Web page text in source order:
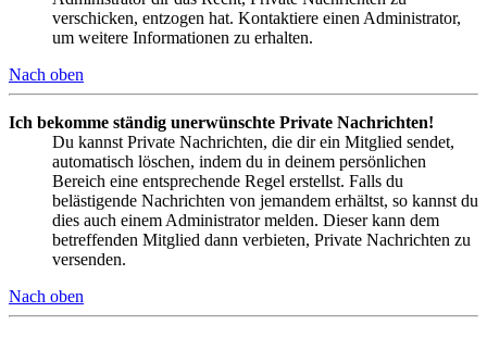
verschicken, entzogen hat. Kontaktiere einen Administrator,
um weitere Informationen zu erhalten.
Nach oben
Ich bekomme ständig unerwünschte Private Nachrichten!
Du kannst Private Nachrichten, die dir ein Mitglied sendet,
automatisch löschen, indem du in deinem persönlichen
Bereich eine entsprechende Regel erstellst. Falls du
belästigende Nachrichten von jemandem erhältst, so kannst du
dies auch einem Administrator melden. Dieser kann dem
betreffenden Mitglied dann verbieten, Private Nachrichten zu
versenden.
Nach oben